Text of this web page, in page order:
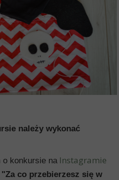
należy wykonać
o konkursie naInstagramie
"Za co przebierzesz się w